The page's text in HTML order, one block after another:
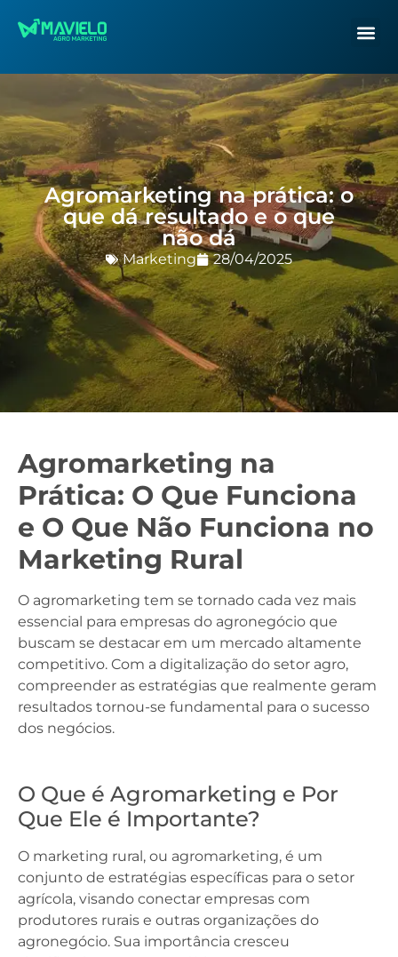
Agromarketing na prática: o
que dá resultado e o que
não dá
Marketing 28/04/2025
Agromarketing na
Prática: O Que Funciona
e O Que Não Funciona no
Marketing Rural
O agromarketing tem se tornado cada vez mais
essencial para empresas do agronegócio que
buscam se destacar em um mercado altamente
competitivo. Com a digitalização do setor agro,
compreender as estratégias que realmente geram
resultados tornou-se fundamental para o sucesso
dos negócios.
O Que é Agromarketing e Por
Que Ele é Importante?
O marketing rural, ou agromarketing, é um
conjunto de estratégias específicas para o setor
agrícola, visando conectar empresas com
produtores rurais e outras organizações do
agronegócio. Sua importância cresceu